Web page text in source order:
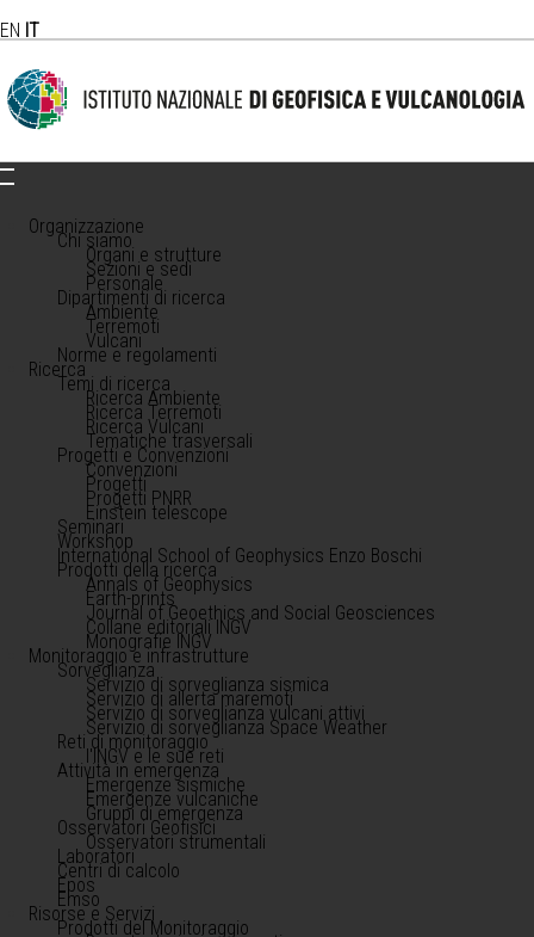
EN IT
Organizzazione
Chi siamo
Organi e strutture
Sezioni e sedi
Personale
Dipartimenti di ricerca
Ambiente
Terremoti
Vulcani
Norme e regolamenti
Ricerca
Temi di ricerca
Ricerca Ambiente
Ricerca Terremoti
Ricerca Vulcani
Tematiche trasversali
Progetti e Convenzioni
Convenzioni
Progetti
Progetti PNRR
Einstein telescope
Seminari
Workshop
International School of Geophysics Enzo Boschi
Prodotti della ricerca
Annals of Geophysics
Earth-prints
Journal of Geoethics and Social Geosciences
Collane editoriali INGV
Monografie INGV
Monitoraggio e infrastrutture
Sorveglianza
Servizio di sorveglianza sismica
Servizio di allerta maremoti
Servizio di sorveglianza vulcani attivi
Servizio di sorveglianza Space Weather
Reti di monitoraggio
l'INGV e le sue reti
Attività in emergenza
Emergenze sismiche
Emergenze vulcaniche
Gruppi di emergenza
Osservatori Geofisici
Osservatori strumentali
Laboratori
Centri di calcolo
Epos
Emso
Risorse e Servizi
Prodotti del Monitoraggio